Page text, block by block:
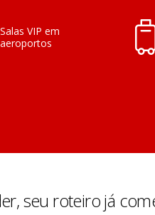
Salas VIP em
aeroportos
seu roteiro já